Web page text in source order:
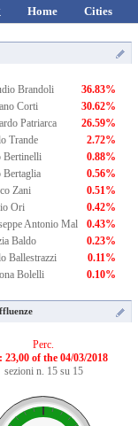
Home Cities
Brandoli 36.83%
Corti 30.62%
Patriarca 26.59%
Trande 2.72%
Bertinelli 0.88%
Bertaglia 0.56%
Zani 0.51%
Ori 0.42%
Antonio Mal 0.43%
Baldo 0.23%
Ballestrazzi 0.11%
Bolelli 0.10%
Perc.
23,00 of the 04/03/2018
sezioni n. 15 su 15